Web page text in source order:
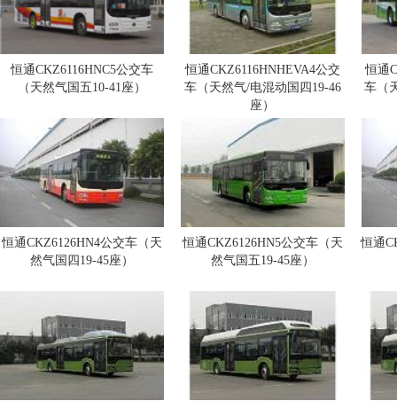
恒通CKZ6116HNC5公交车
（天然气国五10-41座）
恒通CKZ6116HNHEVA4公交
车（天然气/电混动国四19-46
座）
恒通
车（
恒通CKZ6126HN4公交车（天
然气国四19-45座）
恒通CKZ6126HN5公交车（天
然气国五19-45座）
恒通